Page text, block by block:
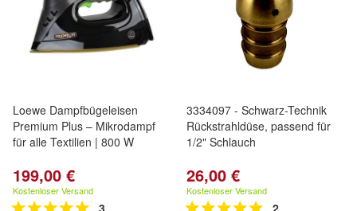
Loewe Dampfbügeleisen
Premium Plus – Mikrodampf
für alle Textilien | 800 W
199,00 €
Kostenloser Versand
3
3334097 - Schwarz-Technik
Rückstrahldüse, passend für
1/2" Schlauch
26,00 €
Kostenloser Versand
2